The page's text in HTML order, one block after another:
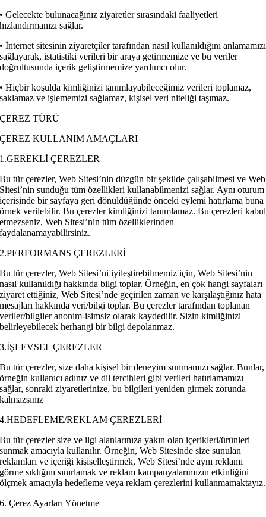
• Gelecekte bulunacağınız ziyaretler sırasındaki faaliyetleri
hızlandırmanızı sağlar.
• İnternet sitesinin ziyaretçiler tarafından nasıl kullanıldığını anlamamızı
sağlayarak, istatistiki verileri bir araya getirmemize ve bu veriler
doğrultusunda içerik geliştirmemize yardımcı olur.
• Hiçbir koşulda kimliğinizi tanımlayabileceğimiz verileri toplamaz,
saklamaz ve işlememizi sağlamaz, kişisel veri niteliği taşımaz.
ÇEREZ TÜRÜ
ÇEREZ KULLANIM AMAÇLARI
1.GEREKLİ ÇEREZLER
Bu tür çerezler, Web Sitesi’nin düzgün bir şekilde çalışabilmesi ve Web
Sitesi’nin sunduğu tüm özellikleri kullanabilmenizi sağlar. Aynı oturum
içerisinde bir sayfaya geri dönüldüğünde önceki eylemi hatırlama buna
örnek verilebilir. Bu çerezler kimliğinizi tanımlamaz. Bu çerezleri kabul
etmezseniz, Web Sitesi’nin tüm özelliklerinden
faydalanamayabilirsiniz.
2.PERFORMANS ÇEREZLERİ
Bu tür çerezler, Web Sitesi’ni iyileştirebilmemiz için, Web Sitesi’nin
nasıl kullanıldığı hakkında bilgi toplar. Örneğin, en çok hangi sayfaları
ziyaret ettiğiniz, Web Sitesi’nde geçirilen zaman ve karşılaştığınız hata
mesajları hakkında veri/bilgi toplar. Bu çerezler tarafından toplanan
veriler/bilgiler anonim-isimsiz olarak kaydedilir. Sizin kimliğinizi
belirleyebilecek herhangi bir bilgi depolanmaz.
3.İŞLEVSEL ÇEREZLER
Bu tür çerezler, size daha kişisel bir deneyim sunmamızı sağlar. Bunlar,
örneğin kullanıcı adınız ve dil tercihleri gibi verileri hatırlamamızı
sağlar, sonraki ziyaretlerinize, bu bilgileri yeniden girmek zorunda
kalmazsınız
4.HEDEFLEME/REKLAM ÇEREZLERİ
Bu tür çerezler size ve ilgi alanlarınıza yakın olan içerikleri/ürünleri
sunmak amacıyla kullanılır. Örneğin, Web Sitesinde size sunulan
reklamları ve içeriği kişiselleştirmek, Web Sitesi’nde aynı reklamı
görme sıklığını sınırlamak ve reklam kampanyalarımızın etkinliğini
ölçmek amacıyla hedefleme veya reklam çerezlerini kullanmamaktayız.
6. Çerez Ayarları Yönetme